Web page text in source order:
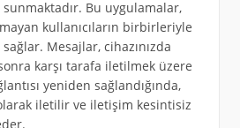
sunmaktadır. Bu uygulamalar,
kullanıcıların birbirleriyle
Mesajlar, cihazınızda
karşı tarafa iletilmek üzere
yeniden sağlandığında,
iletilir ve iletişim kesintisiz